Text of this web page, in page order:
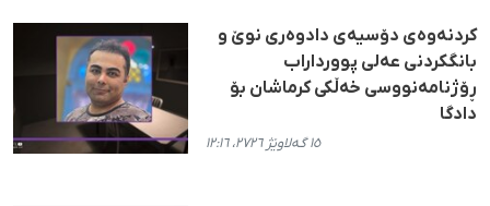
کردنەوەی دۆسیەی دادوەری نوێ و
بانگکردنی عەلی پوورداراب
ڕۆژنامەنووسی خەڵکی کرماشان بۆ
دادگا
١٥ گەلاوێژ ٢٧٢٦، ١٢:١٦